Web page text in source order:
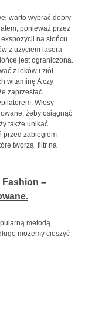
warto wybrać dobry
ponieważ przez
na słońcu.
z użyciem lasera
jest ograniczona.
z leków i ziół
witaminę A czy
zaprzestać
Włosy
żeby osiągnąć
także unikać
przed zabiegiem
tworzą filtr na
Fashion –
metodą
możemy cieszyć